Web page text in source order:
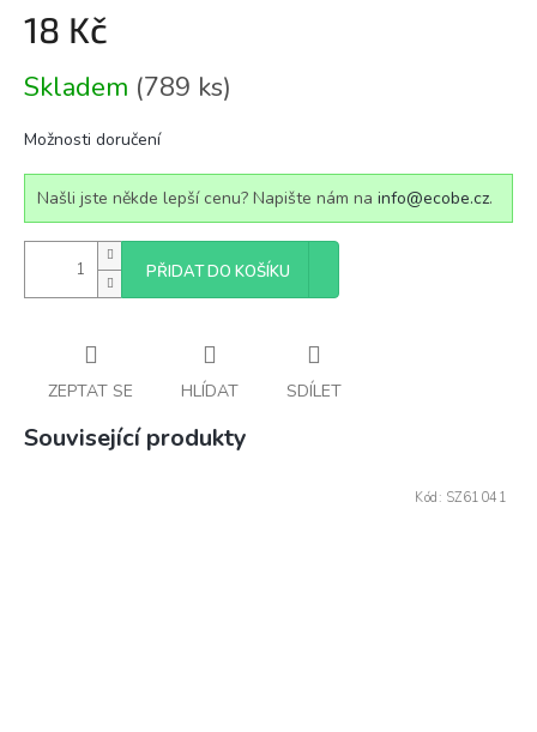
18 Kč
cena:
Skladem (789 ks)
Možnosti doručení
Našli jste někde lepší cenu? Napište nám na info@ecobe.cz.
PŘIDAT DO KOŠÍKU
ZEPTAT SE HLÍDAT SDÍLET
Související produkty
Kód: SZ61041